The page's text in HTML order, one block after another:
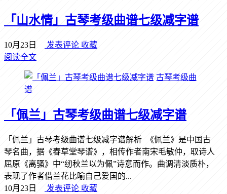
「山水情」古琴考级曲谱七级减字谱
10月23日 发表评论 收藏
阅读全文
古琴考级曲
谱
「佩兰」古琴考级曲谱七级减字谱
「佩兰」古琴考级曲谱七级减字谱解析 《佩兰》是中国古
琴名曲，据《春草堂琴谱》，相传作者南宋毛敏仲，取诗人
屈原《离骚》中“纫秋兰以为佩”诗意而作。曲调清淡质朴，
表现了作者借兰花比喻自己爱国的...
10月23日
发表评论 收藏